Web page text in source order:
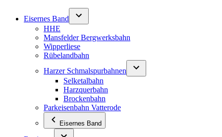
Eisernes Band
HHE
Mansfelder Bergwerksbahn
Wipperliese
Rübelandbahn
Harzer Schmalspurbahnen
Selketalbahn
Harzquerbahn
Brockenbahn
Parkeisenbahn Vatterode
Eisernes Band